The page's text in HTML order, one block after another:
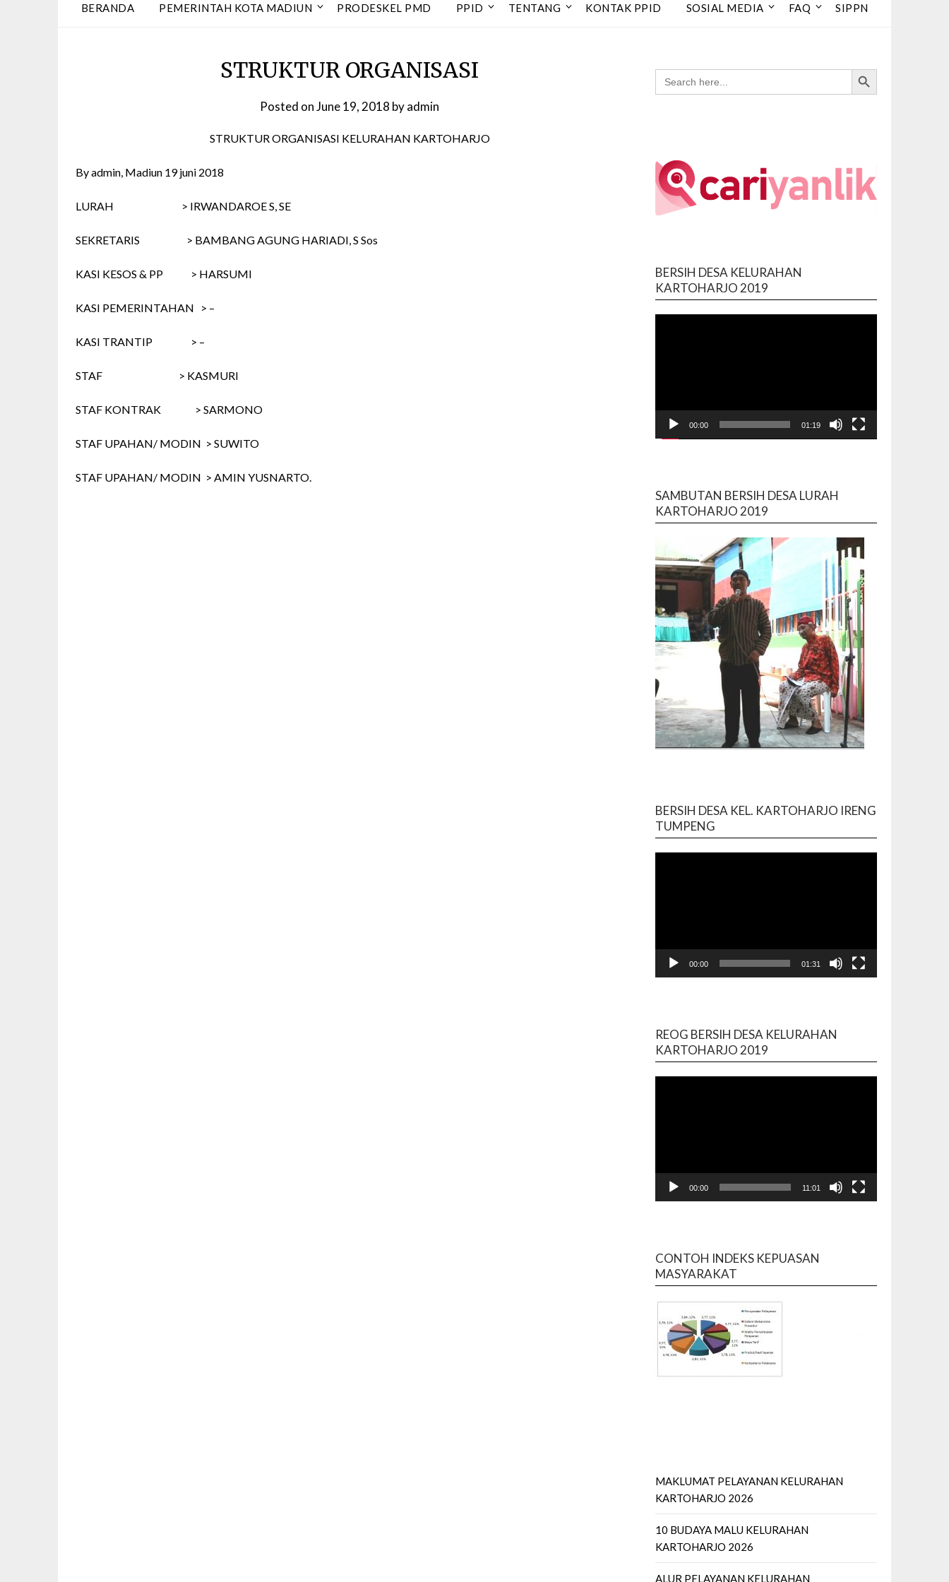
BERANDA PEMERINTAH KOTA MADIUN PRODESKEL PMD PPID TENTANG KONTAK PPID SOSIAL MEDIA FAQ SIPPN
STRUKTUR ORGANISASI
Posted onJune 19, 2018 byadmin
STRUKTUR ORGANISASI KELURAHAN KARTOHARJO
By admin, Madiun 19 juni 2018
LURAH > IRWANDAROE S, SE
SEKRETARIS > BAMBANG AGUNG HARIADI, S Sos
KASI KESOS & PP > HARSUMI
KASI PEMERINTAHAN > –
KASI TRANTIP > –
STAF > KASMURI
STAF KONTRAK > SARMONO
STAF UPAHAN/ MODIN > SUWITO
STAF UPAHAN/ MODIN > AMIN YUSNARTO.
SEARCH
FOR:
Search Button
BERSIH DESA KELURAHAN
KARTOHARJO 2019
00:00 01:19
SAMBUTAN BERSIH DESA LURAH
KARTOHARJO 2019
BERSIH DESA KEL. KARTOHARJO IRENG
TUMPENG
00:00 01:31
REOG BERSIH DESA KELURAHAN
KARTOHARJO 2019
00:00 11:01
CONTOH INDEKS KEPUASAN
MASYARAKAT
MAKLUMAT PELAYANAN KELURAHAN
KARTOHARJO 2026
10 BUDAYA MALU KELURAHAN
KARTOHARJO 2026
ALUR PELAYANAN KELURAHAN